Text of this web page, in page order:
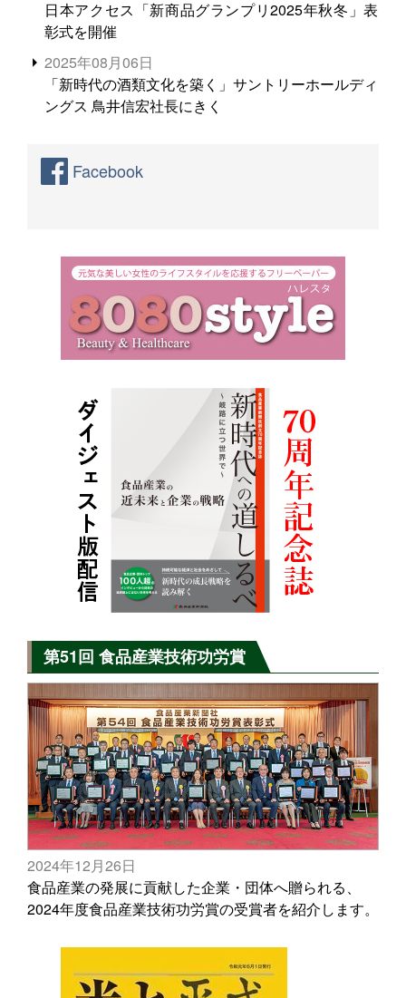
日本アクセス「新商品グランプリ2025年秋冬」表
彰式を開催
2025年08月06日
「新時代の酒類文化を築く」サントリーホールディ
ングス 鳥井信宏社長にきく
Facebook
第51回 食品産業技術功労賞
2024年12月26日
食品産業の発展に貢献した企業・団体へ贈られる、
2024年度食品産業技術功労賞の受賞者を紹介します。